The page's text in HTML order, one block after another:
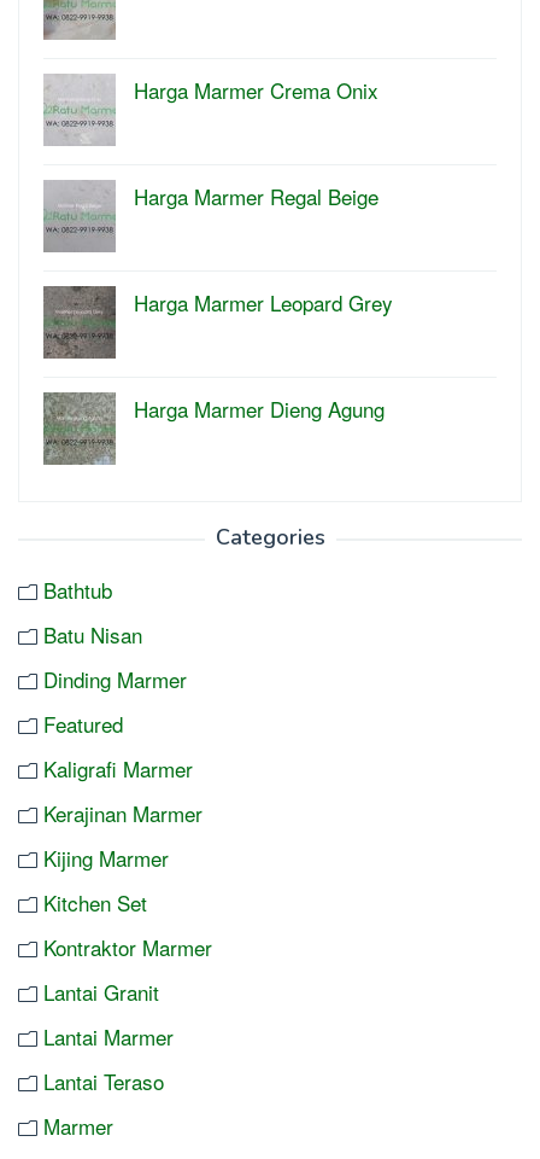
Harga Marmer Crema Onix
Harga Marmer Regal Beige
Harga Marmer Leopard Grey
Harga Marmer Dieng Agung
Categories
Bathtub
Batu Nisan
Dinding Marmer
Featured
Kaligrafi Marmer
Kerajinan Marmer
Kijing Marmer
Kitchen Set
Kontraktor Marmer
Lantai Granit
Lantai Marmer
Lantai Teraso
Marmer